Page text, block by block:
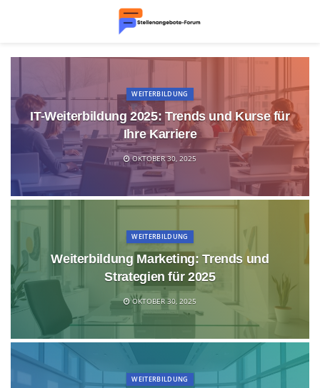
WEITERBILDUNG
IT-Weiterbildung 2025: Trends und Kurse für
Ihre Karriere
OKTOBER 30, 2025
WEITERBILDUNG
Weiterbildung Marketing: Trends und
Strategien für 2025
OKTOBER 30, 2025
WEITERBILDUNG